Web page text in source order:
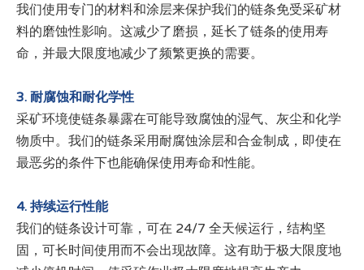
我们使用专门的材料和涂层来保护我们的链条免受采矿材
料的磨蚀性影响。这减少了磨损，延长了链条的使用寿
命，并最大限度地减少了频繁更换的需要。
3. 耐腐蚀和耐化学性
采矿环境使链条暴露在可能导致腐蚀的湿气、灰尘和化学
物质中。我们的链条采用耐腐蚀涂层和合金制成，即使在
最恶劣的条件下也能确保使用寿命和性能。
4. 持续运行性能
我们的链条设计可靠，可在 24/7 全天候运行，结构坚
固，可长时间使用而不会出现故障。这有助于极大限度地